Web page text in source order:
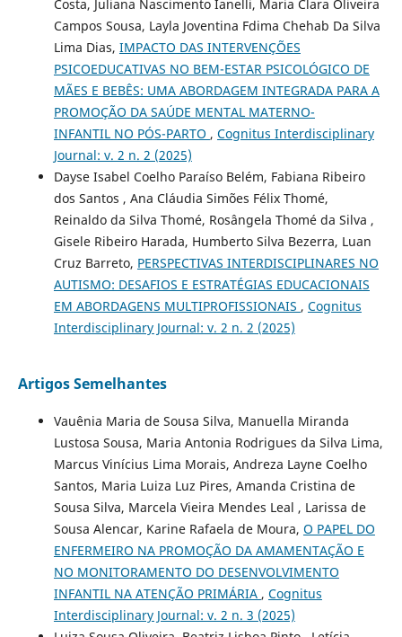
Costa, Juliana Nascimento Ianelli, Maria Clara Oliveira
Campos Sousa, Layla Joventina Fdima Chehab Da Silva
Lima Dias, IMPACTO DAS INTERVENÇÕES
PSICOEDUCATIVAS NO BEM-ESTAR PSICOLÓGICO DE
MÃES E BEBÊS: UMA ABORDAGEM INTEGRADA PARA A
PROMOÇÃO DA SAÚDE MENTAL MATERNO-
INFANTIL NO PÓS-PARTO , Cognitus Interdisciplinary
Journal: v. 2 n. 2 (2025)
Dayse Isabel Coelho Paraíso Belém, Fabiana Ribeiro
dos Santos , Ana Cláudia Simões Félix Thomé,
Reinaldo da Silva Thomé, Rosângela Thomé da Silva ,
Gisele Ribeiro Harada, Humberto Silva Bezerra, Luan
Cruz Barreto, PERSPECTIVAS INTERDISCIPLINARES NO
AUTISMO: DESAFIOS E ESTRATÉGIAS EDUCACIONAIS
EM ABORDAGENS MULTIPROFISSIONAIS , Cognitus
Interdisciplinary Journal: v. 2 n. 2 (2025)
Artigos Semelhantes
Vauênia Maria de Sousa Silva, Manuella Miranda
Lustosa Sousa, Maria Antonia Rodrigues da Silva Lima,
Marcus Vinícius Lima Morais, Andreza Layne Coelho
Santos, Maria Luiza Luz Pires, Amanda Cristina de
Sousa Silva, Marcela Vieira Mendes Leal , Larissa de
Sousa Alencar, Karine Rafaela de Moura, O PAPEL DO
ENFERMEIRO NA PROMOÇÃO DA AMAMENTAÇÃO E
NO MONITORAMENTO DO DESENVOLVIMENTO
INFANTIL NA ATENÇÃO PRIMÁRIA , Cognitus
Interdisciplinary Journal: v. 2 n. 3 (2025)